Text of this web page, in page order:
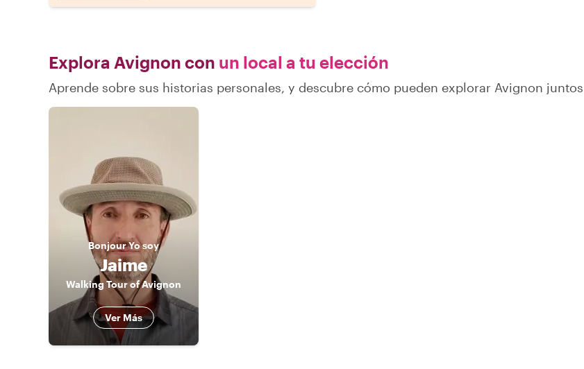
Explora Avignon con un local a tu elección
Aprende sobre sus historias personales, y descubre cómo pueden explorar Avignon juntos
BonjourYo soy
Jaime
Walking Tour of Avignon
Ver Más